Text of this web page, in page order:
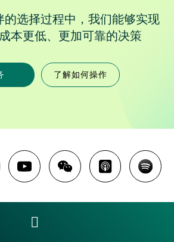
的选择过程中，我们能够实现
本更低、更加可靠的决策
了解如何操作